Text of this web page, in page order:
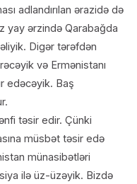
adlandırılan ərazidə də
yay ərzində Qarabağda
Digər tərəfdən
və Ermənistanı
edəcəyik. Baş
təsir edir. Çünki
müsbət təsir edə
münasibətləri
ilə üz-üzəyik. Bizdə